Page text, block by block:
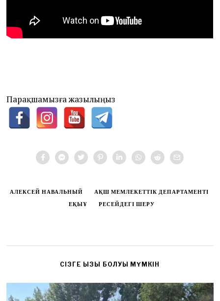
Парақшамызға жазылыңыз
АЛЕКСЕЙ НАВАЛЬНЫЙ
АҚШ МЕМЛЕКЕТТІК ДЕПАРТАМЕНТІ
ЕҚЫҰ
РЕСЕЙДЕГІ ШЕРУ
CІЗГЕ ҚЫЗЫҚ БОЛУЫ МҮМКІН